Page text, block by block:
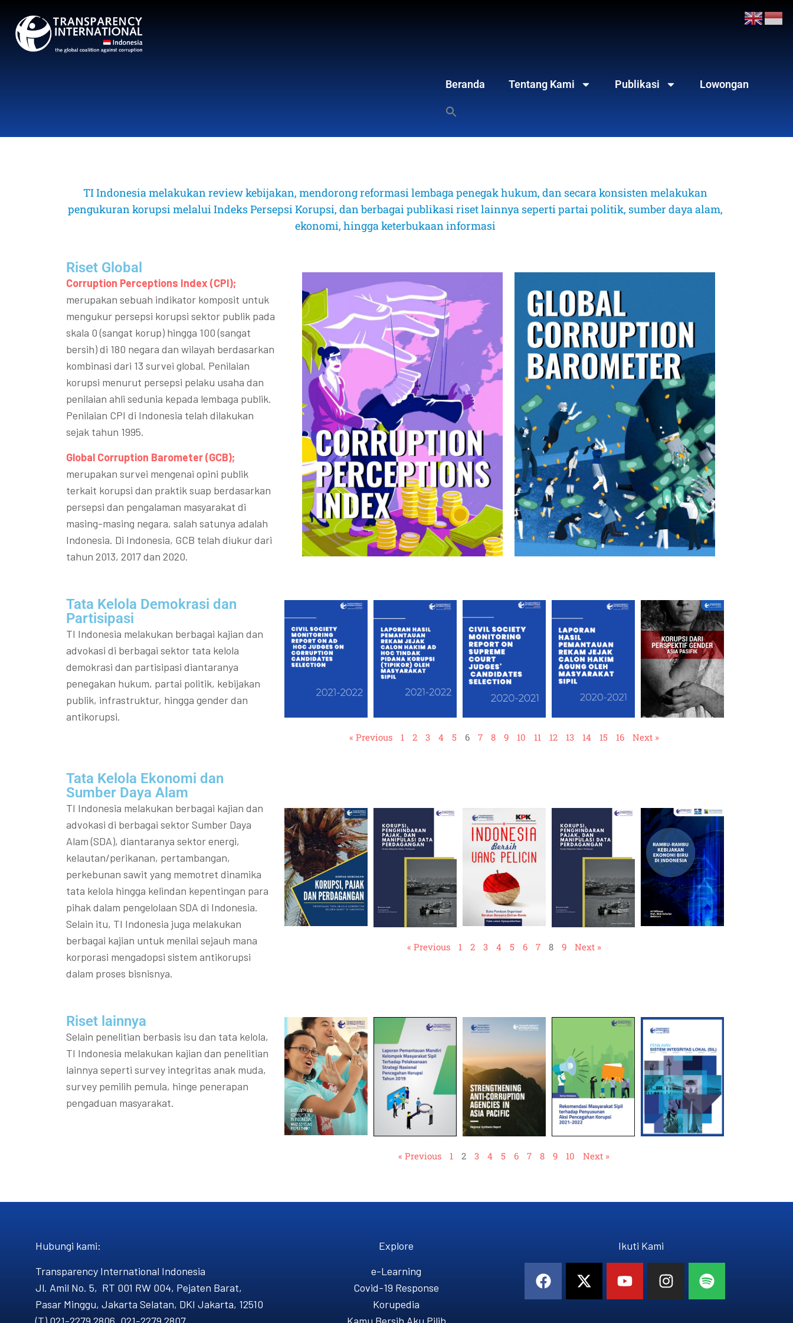
Beranda Tentang Kami Publikasi Lowongan
TI Indonesia melakukan review kebijakan, mendorong reformasi lembaga penegak hukum, dan secara konsisten melakukan
pengukuran korupsi melalui Indeks Persepsi Korupsi, dan berbagai publikasi riset lainnya seperti partai politik, sumber daya alam,
ekonomi, hingga keterbukaan informasi
Riset Global​
Corruption Perceptions Index (CPI);
merupakan sebuah indikator komposit untuk
mengukur persepsi korupsi sektor publik pada
skala 0 (sangat korup) hingga 100 (sangat
bersih) di 180 negara dan wilayah berdasarkan
kombinasi dari 13 survei global. Penilaian
korupsi menurut persepsi pelaku usaha dan
penilaian ahli sedunia kepada lembaga publik.
Penilaian CPI di Indonesia telah dilakukan
sejak tahun 1995.
Global Corruption Barometer (GCB);
merupakan survei mengenai opini publik
terkait korupsi dan praktik suap berdasarkan
persepsi dan pengalaman masyarakat di
masing-masing negara, salah satunya adalah
Indonesia. Di Indonesia, GCB telah diukur dari
tahun 2013, 2017 dan 2020.
Tata Kelola Demokrasi dan
Partisipasi​
TI Indonesia melakukan berbagai kajian dan
advokasi di berbagai sektor tata kelola
demokrasi dan partisipasi diantaranya
penegakan hukum, partai politik, kebijakan
publik, infrastruktur, hingga gender dan
antikorupsi.
« Previous 1 2 3 4 5 6 7 8 9 10 11 12 13 14 15 16 Next »
Tata Kelola Ekonomi dan
Sumber Daya Alam
TI Indonesia melakukan berbagai kajian dan
advokasi di berbagai sektor Sumber Daya
Alam (SDA), diantaranya sektor energi,
kelautan/perikanan, pertambangan,
perkebunan sawit yang memotret dinamika
tata kelola hingga kelindan kepentingan para
pihak dalam pengelolaan SDA di Indonesia.
Selain itu, TI Indonesia juga melakukan
berbagai kajian untuk menilai sejauh mana
korporasi mengadopsi sistem antikorupsi
dalam proses bisnisnya.
« Previous 1 2 3 4 5 6 7 8 9 Next »
Riset lainnya​​
Selain penelitian berbasis isu dan tata kelola,
TI Indonesia melakukan kajian dan penelitian
lainnya seperti survey integritas anak muda,
survey pemilih pemula, hinge penerapan
pengaduan masyarakat.
« Previous 1 2 3 4 5 6 7 8 9 10 Next »
Hubungi kami​:
Transparency International Indonesia
Jl. Amil No. 5, RT 001 RW 004, Pejaten Barat,
Pasar Minggu, Jakarta Selatan, DKI Jakarta, 12510
Explore
e-Learning
Covid-19 Response
Korupedia
Ikuti Kami